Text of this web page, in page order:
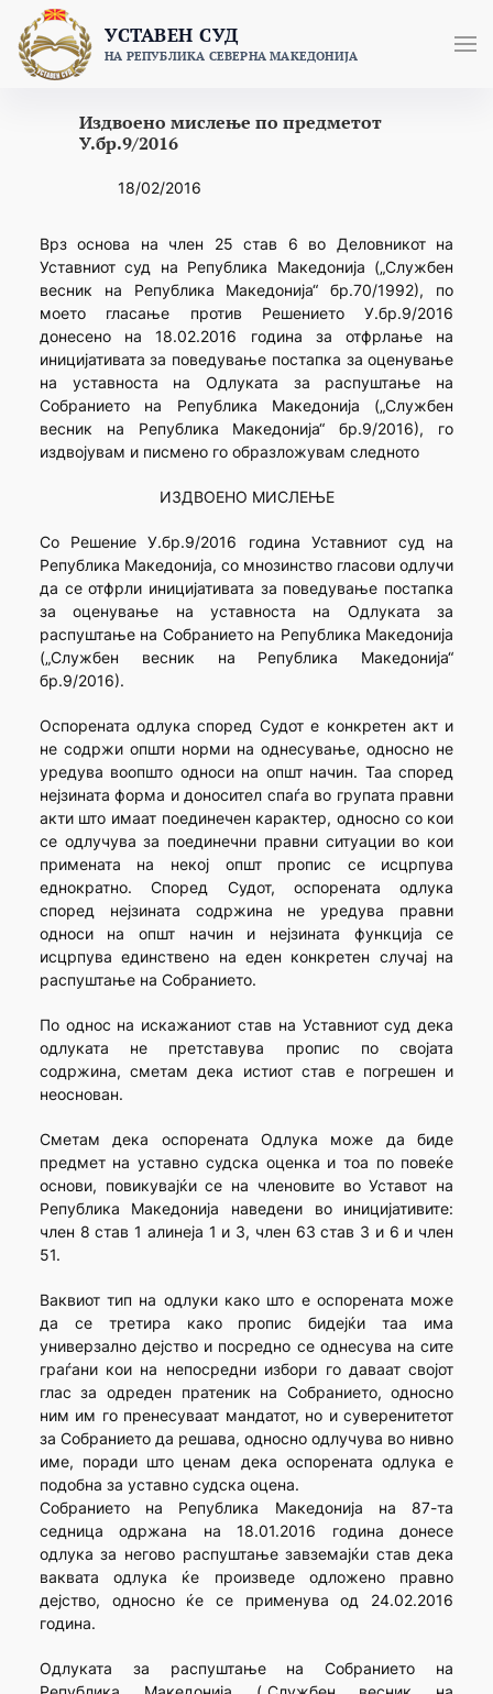
content
УСТАВЕН СУД
НА РЕПУБЛИКА СЕВЕРНА МАКЕДОНИЈА
Издвоено мислење по предметот
У.бр.9/2016
18/02/2016
Врз основа на член 25 став 6 во Деловникот на
Уставниот суд на Република Македонија („Службен
весник на Република Македонија“ бр.70/1992), по
моето гласање против Решението У.бр.9/2016
донесено на 18.02.2016 година за отфрлање на
иницијативата за поведување постапка за оценување
на уставноста на Одлуката за распуштање на
Собранието на Република Македонија („Службен
весник на Република Македонија“ бр.9/2016), го
издвојувам и писмено го образложувам следното
ИЗДВОЕНО МИСЛЕЊЕ
Со Решение У.бр.9/2016 година Уставниот суд на
Република Македонија, со мнозинство гласови одлучи
да се отфрли иницијативата за поведување постапка
за оценување на уставноста на Одлуката за
распуштање на Собранието на Република Македонија
(„Службен весник на Република Македонија“
бр.9/2016).
Оспорената одлука според Судот е конкретен акт и
не содржи општи норми на однесување, односно не
уредува воопшто односи на општ начин. Таа според
нејзината форма и доносител спаѓа во групата правни
акти што имаат поединечен карактер, односно со кои
се одлучува за поединечни правни ситуации во кои
примената на некој општ пропис се исцрпува
еднократно. Според Судот, оспорената одлука
според нејзината содржина не уредува правни
односи на општ начин и нејзината функција се
исцрпува единствено на еден конкретен случај на
распуштање на Собранието.
По однос на искажаниот став на Уставниот суд дека
одлуката не претставува пропис по својата
содржина, сметам дека истиот став е погрешен и
неоснован.
Сметам дека оспорената Одлука може да биде
предмет на уставно судска оценка и тоа по повеќе
основи, повикувајќи се на членовите во Уставот на
Република Македонија наведени во иницијативите:
член 8 став 1 алинеја 1 и 3, член 63 став 3 и 6 и член
51.
Ваквиот тип на одлуки како што е оспорената може
да се третира како пропис бидејќи таа има
универзално дејство и посредно се однесува на сите
граѓани кои на непосредни избори го даваат својот
глас за одреден пратеник на Собранието, односно
ним им го пренесуваат мандатот, но и суверенитетот
за Собранието да решава, односно одлучува во нивно
име, поради што ценам дека оспорената одлука е
подобна за уставно судска оцена.
Собранието на Република Македонија на 87-та
седница одржана на 18.01.2016 година донесе
одлука за негово распуштање завземајќи став дека
ваквата одлука ќе произведе одложено правно
дејство, односно ќе се применува од 24.02.2016
година.
Одлуката за распуштање на Собранието на